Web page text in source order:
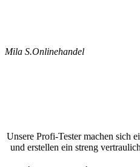
Mila S.Onlinehandel
Unsere Profi-Tester machen sich
und erstellen ein streng